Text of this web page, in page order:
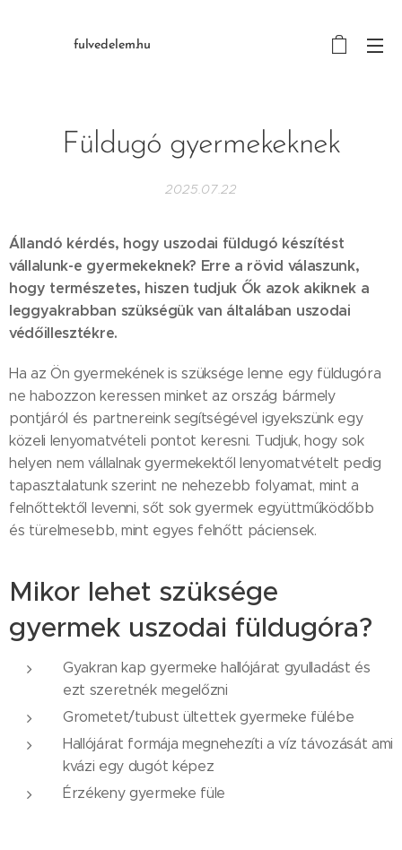
fulvedelem.hu
Füldugó gyermekeknek
2025.07.22
Állandó kérdés, hogy uszodai füldugó készítést
vállalunk-e gyermekeknek? Erre a rövid válaszunk,
hogy természetes, hiszen tudjuk Ők azok akiknek a
leggyakrabban szükségük van általában uszodai
védőillesztékre.
Ha az Ön gyermekének is szüksége lenne egy füldugóra
ne habozzon keressen minket az ország bármely
pontjáról és partnereink segítségével igyekszünk egy
közeli lenyomatvételi pontot keresni. Tudjuk, hogy sok
helyen nem vállalnak gyermekektől lenyomatvételt pedig
tapasztalatunk szerint ne nehezebb folyamat, mint a
felnőttektől levenni, sőt sok gyermek együttműködőbb
és türelmesebb, mint egyes felnőtt páciensek.
Mikor lehet szüksége
gyermek uszodai füldugóra?
Gyakran kap gyermeke hallójárat gyulladást és
ezt szeretnék megelőzni
Grometet/tubust ültettek gyermeke fülébe
Hallójárat formája megnehezíti a víz távozását ami
kvázi egy dugót képez
Érzékeny gyermeke füle